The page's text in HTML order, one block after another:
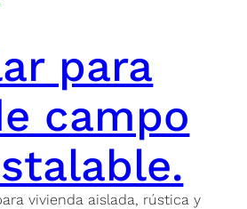
para
campo
vivienda aislada, rústica y